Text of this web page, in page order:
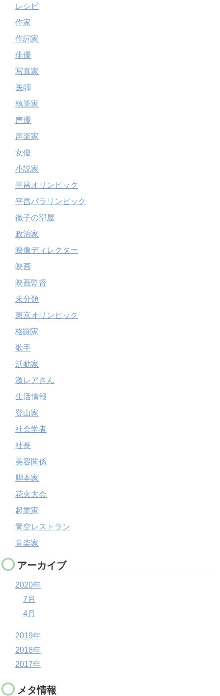
レシピ
作家
作詞家
俳優
写真家
医師
執筆家
声優
声楽家
女優
小説家
平昌オリンピック
平昌パラリンピック
徹子の部屋
政治家
映像ディレクター
映画
映画監督
未分類
東京オリンピック
格闘家
歌手
活動家
激レアさん
生活情報
登山家
社会学者
社長
美容関係
脚本家
花火大会
起業家
青空レストラン
音楽家
アーカイブ
2020年
7月
4月
2019年
2018年
2017年
メタ情報